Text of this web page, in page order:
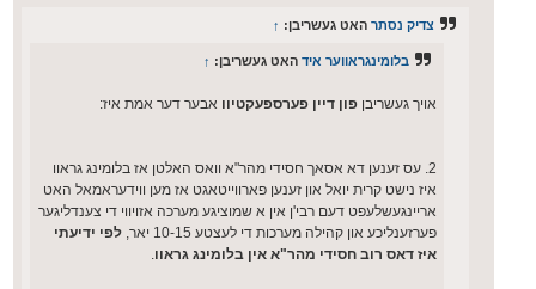
צדיק נסתר האט געשריבן: ↑
בלומינגראווער איד האט געשריבן: ↑
אויך געשריבן פון דיין פערספעקטיוו אבער דער אמת איז:
2. עס זענען דא אסאך חסידי מהר"א וואס האלטן אז בלומינג גראוו
איז נישט קרית יואל און זענען פארווייטאגט אז מען ווידעראמאל האט
אריינגעשלעפט דעם רבי'ן אין א שמוציגע מערכה אזויווי די צענדליגער
פערזענליכע און קהילה מערכות די לעצטע 10-15 יאר,
לפי ידיעתי
איז דאס רוב חסידי מהר"א אין בלומינג גראוו